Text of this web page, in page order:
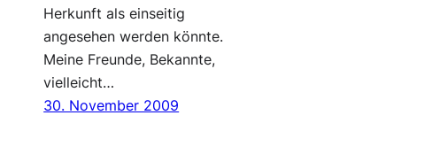
Herkunft als einseitig
angesehen werden könnte.
Meine Freunde, Bekannte,
vielleicht…
30. November 2009